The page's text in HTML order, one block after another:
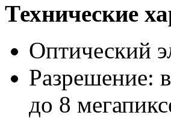
Технические
Оптический
Разрешение:
до 8